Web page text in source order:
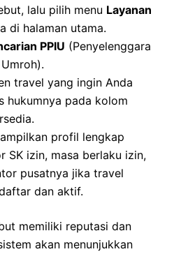
lalu pilih menu Layanan
di halaman utama.
PPIU (Penyelenggara
travel yang ingin Anda
hukumnya pada kolom
profil lengkap
SK izin, masa berlaku izin,
pusatnya jika travel
dan aktif.
memiliki reputasi dan
akan menunjukkan